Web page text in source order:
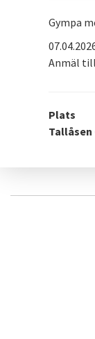
Gympa
Anmäl till
Plats
Tallåsen